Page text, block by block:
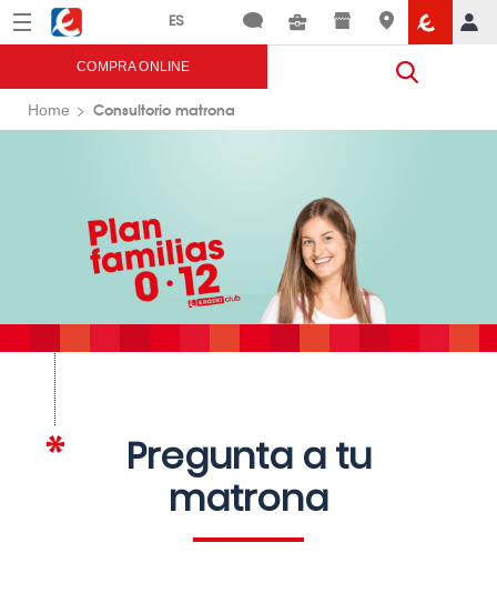
Menú Eroski
COMPRA ONLINE
Home Consultorio matrona
Pregunta a tu
matrona